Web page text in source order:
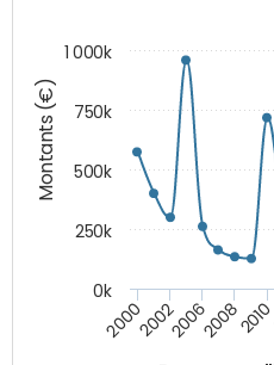
Montants (€)
20002002200620082010
0k
250k
500k
750k
1 000k